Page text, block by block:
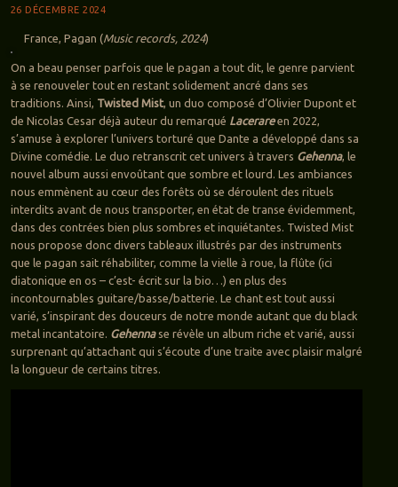
26 DÉCEMBRE 2024
France, Pagan (Music records, 2024)
On a beau penser parfois que le pagan a tout dit, le genre parvient
à se renouveler tout en restant solidement ancré dans ses
traditions. Ainsi, Twisted Mist, un duo composé d’Olivier Dupont et
de Nicolas Cesar déjà auteur du remarqué Lacerareen 2022,
s’amuse à explorer l’univers torturé que Dante a développé dans sa
Divine comédie. Le duo retranscrit cet univers à travers Gehenna, le
nouvel album aussi envoûtant que sombre et lourd. Les ambiances
nous emmènent au cœur des forêts où se déroulent des rituels
interdits avant de nous transporter, en état de transe évidemment,
dans des contrées bien plus sombres et inquiétantes. Twisted Mist
nous propose donc divers tableaux illustrés par des instruments
que le pagan sait réhabiliter, comme la vielle à roue, la flûte (ici
diatonique en os – c’est- écrit sur la bio…) en plus des
incontournables guitare/basse/batterie. Le chant est tout aussi
varié, s’inspirant des douceurs de notre monde autant que du black
metal incantatoire. Gehennase révèle un album riche et varié, aussi
surprenant qu’attachant qui s’écoute d’une traite avec plaisir malgré
la longueur de certains titres.